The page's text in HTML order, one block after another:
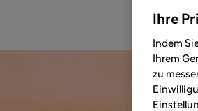
Ihre
Indem
Ihrem
zu